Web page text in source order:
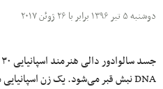
دوشنبه ۵ تیر ۱۳۹۶ برابر با ۲۶ ژوئن ۲۰۱۷
DNA نبش قبر می‌شود. یک زن اسپانیایی مدعی شده که فرزند این نقاش است.